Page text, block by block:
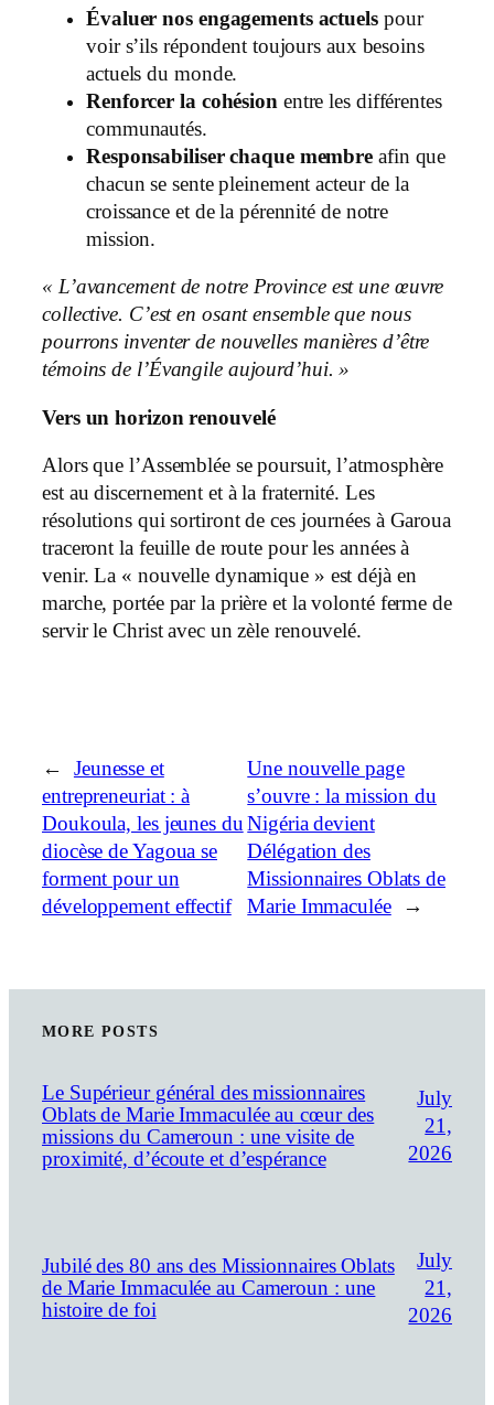
Évaluer nos engagements actuelspour
voir s’ils répondent toujours aux besoins
actuels du monde.
Renforcer la cohésion entre les différentes
communautés.
Responsabiliser chaque membre afin que
chacun se sente pleinement acteur de la
croissance et de la pérennité de notre
mission.
« L’avancement de notre Province est une œuvre
collective. C’est en osant ensemble que nous
pourrons inventer de nouvelles manières d’être
témoins de l’Évangile aujourd’hui. »
Vers un horizon renouvelé
Alors que l’Assemblée se poursuit, l’atmosphère
est au discernement et à la fraternité. Les
résolutions qui sortiront de ces journées à Garoua
traceront la feuille de route pour les années à
venir. La « nouvelle dynamique » est déjà en
marche, portée par la prière et la volonté ferme de
servir le Christ avec un zèle renouvelé.
←
Jeunesse et
entrepreneuriat : à
Doukoula, les jeunes du
diocèse de Yagoua se
forment pour un
développement effectif
Une nouvelle page
s’ouvre : la mission du
Nigéria devient
Délégation des
Missionnaires Oblats de
Marie Immaculée
→
MORE POSTS
Le Supérieur général des missionnaires
Oblats de Marie Immaculée au cœur des
missions du Cameroun : une visite de
proximité, d’écoute et d’espérance
July
21,
2026
Jubilé des 80 ans des Missionnaires Oblats
de Marie Immaculée au Cameroun : une
histoire de foi
July
21,
2026